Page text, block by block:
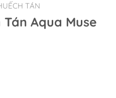
TÁN
Aqua Muse